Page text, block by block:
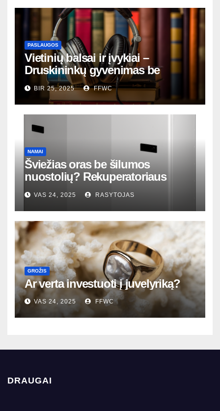
PASLAUGOS
Vietinių balsai ir įvykiai –
Druskininkų gyvenimas be
nutylėjimų
BIR 25, 2025 FFWC
NAMAI
Šviežias oras be šilumos
nuostolių? Rekuperatoriaus
magija tavo namuose
VAS 24, 2025 RASYTOJAS
GROŽIS
Ar verta investuoti į juvelyriką?
VAS 24, 2025 FFWC
DRAUGAI